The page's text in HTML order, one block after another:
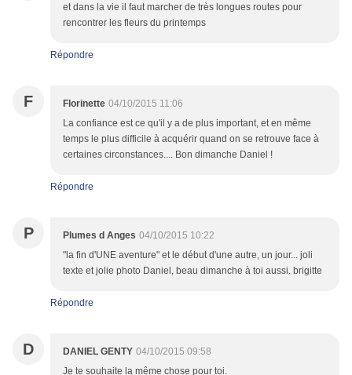
et dans la vie il faut marcher de très longues routes pour
rencontrer les fleurs du printemps
Répondre
F Florinette 04/10/2015 11:06
La confiance est ce qu'il y a de plus important, et en même
temps le plus difficile à acquérir quand on se retrouve face à
certaines circonstances.... Bon dimanche Daniel !
Répondre
P Plumes d Anges 04/10/2015 10:22
"la fin d'UNE aventure" et le début d'une autre, un jour... joli
texte et jolie photo Daniel, beau dimanche à toi aussi. brigitte
Répondre
D DANIEL GENTY 04/10/2015 09:58
Je te souhaite la même chose pour toi.